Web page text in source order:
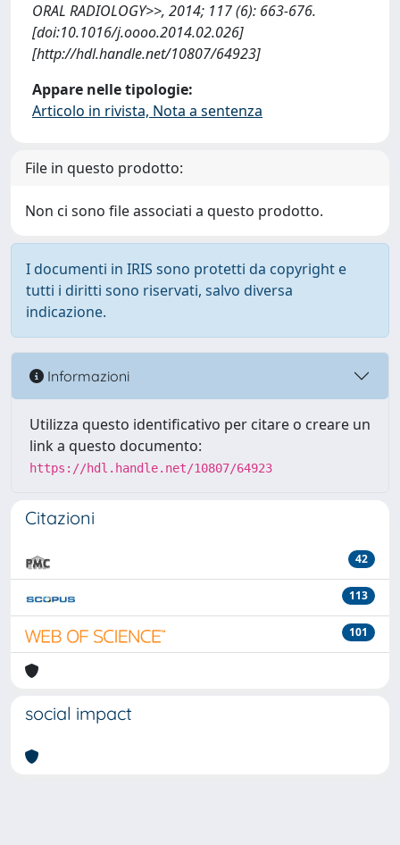
ORAL RADIOLOGY>>, 2014; 117 (6): 663-676.
[doi:10.1016/j.oooo.2014.02.026]
[http://hdl.handle.net/10807/64923]
Appare nelle tipologie:
Articolo in rivista, Nota a sentenza
File in questo prodotto:
Non ci sono file associati a questo prodotto.
I documenti in IRIS sono protetti da copyright e
tutti i diritti sono riservati, salvo diversa
indicazione.
Informazioni
Utilizza questo identificativo per citare o creare un
link a questo documento:
https://hdl.handle.net/10807/64923
Citazioni
42
113
101
social impact